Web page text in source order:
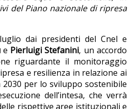
del Piano nazionale di ripresa
dai presidenti del Cnel e
e Pierluigi Stefanini, un accordo
riguardante il monitoraggio
e resilienza in relazione ai
2030 per lo sviluppo sostenibile
dell’intesa, che verrà
rispettive aree istituzionali e